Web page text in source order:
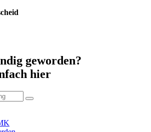
geworden?
hier